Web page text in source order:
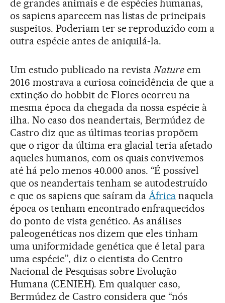
de grandes animais e de espécies humanas,
os sapiens aparecem nas listas de principais
suspeitos. Poderiam ter se reproduzido com a
outra espécie antes de aniquilá-la.
Um estudo publicado na revistaNature em
2016 mostrava a curiosa coincidência de que a
extinção do hobbit de Flores ocorreu na
mesma época da chegada da nossa espécie à
ilha. No caso dos neandertais, Bermúdez de
Castro diz que as últimas teorias propõem
que o rigor da última era glacial teria afetado
aqueles humanos, com os quais convivemos
até há pelo menos 40.000 anos. “É possível
que os neandertais tenham se autodestruído
e que os sapiens que saíram da África naquela
época os tenham encontrado enfraquecidos
do ponto de vista genético. As análises
paleogenéticas nos dizem que eles tinham
uma uniformidade genética que é letal para
uma espécie”, diz o cientista do Centro
Nacional de Pesquisas sobre Evolução
Humana (CENIEH). Em qualquer caso,
Bermúdez de Castro considera que “nós